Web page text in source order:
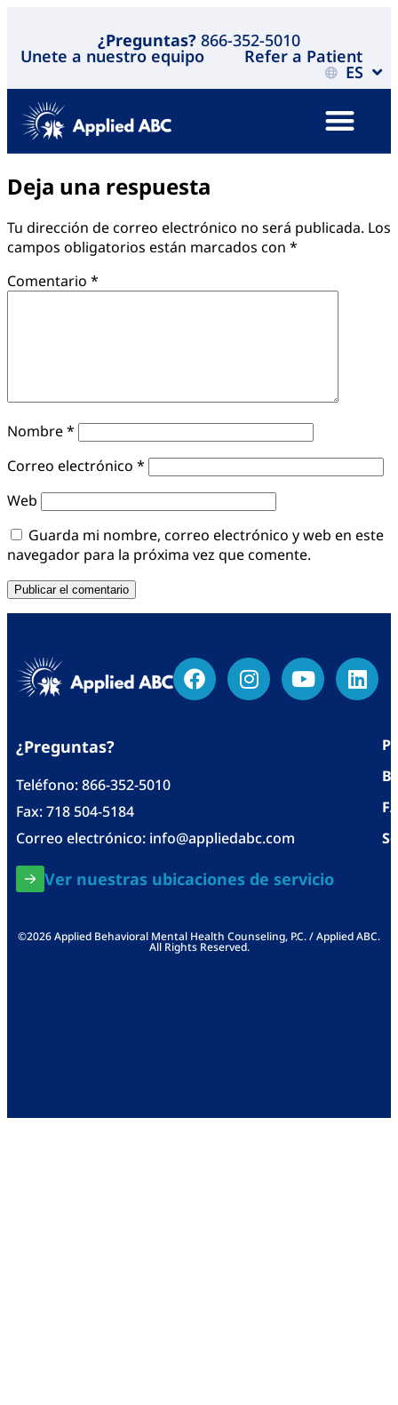
¿Preguntas? 866-352-5010
Unete a nuestro equipo Refer a Patient
ES
Deja una respuesta
Tu dirección de correo electrónico no será publicada. Los
campos obligatorios están marcados con *
Comentario *
Nombre*
Correo electrónico *
Web
Guarda mi nombre, correo electrónico y web en este
navegador para la próxima vez que comente.
¿Preguntas?
Teléfono:866-352-5010
Fax: 718 504-5184
Correo electrónico: info@appliedabc.com
Ver nuestras ubicaciones de servicio
©2026 Applied Behavioral Mental Health Counseling, P.C. / Applied ABC.
All Rights Reserved.